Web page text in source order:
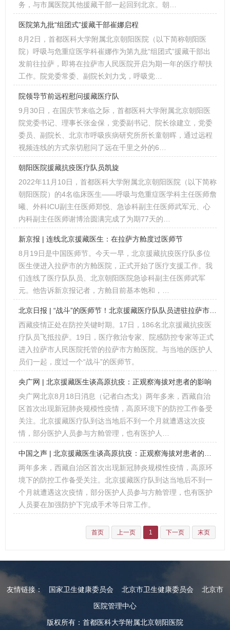
务，与市属医院其他援藏干部一起回到北京。朝…
医院第九批“组团式”援藏干部崔娜启程
8月2日，首都医科大学附属北京朝阳医院（以下简称朝阳医
院）呼吸与危重症医学科崔娜作为第九批“组团式”援藏干部出
发前往拉萨，即将在拉萨市人民医院开启为期一年的医疗帮扶
工作。院党委常委、副院长刘力戈，呼吸党…
院领导节前远程慰问援藏医疗队
9月30日，在国庆节来临之际，首都医科大学附属北京朝阳医
院党委书记、理事长张金保，党委副书记、院长徐建立，党委
委员、副院长、北京市呼吸疾病研究所所长童朝晖，通过远程
视频连线的方式亲切慰问了远在千里之外的6…
朝阳医院援藏抗疫医疗队员凯旋
2022年11月10日，首都医科大学附属北京朝阳医院（以下简称
朝阳医院）的4名临床医生——呼吸与危重症医学科主任医师詹
曦、外科ICU副主任医师郑悦、急诊科副主任医师武军元、心
内科副主任医师谢博洽圆满完成了为期77天的…
新京报 | 连线北京援藏医生：在拉萨方舱度过医师节
8月19日是中国医师节。今天一早，北京援藏抗疫医疗队多位
医生便进入拉萨市的方舱医院，正式开始了医疗支援工作。我
们连线了医疗队队员、北京朝阳医院急诊科副主任医师武军
元。他告诉新京报记者，方舱目前基本饱和，…
西藏疫情正处在防控关键时期。17日，186名北京援藏抗疫医
疗队员飞抵拉萨。19日，医疗救治专家、院感防控专家等正式
进入拉萨市人民医院托管的拉萨市方舱医院。与当地的医护人
员们一起，度过一个“战斗”的医师节。
央广网 | 北京援藏医生谈高原抗疫：正观察海拔对患者的影响
央广网北京8月18日消息（记者白杰戈）两年多来，西藏自治
区首次出现新冠肺炎规模性疫情，高原环境下的防控工作备受
关注。北京援藏医疗队到达当地后不到一个月就遭遇这次疫
情，部分医护人员参与方舱管理，也有医护人…
两年多来，西藏自治区首次出现新冠肺炎规模性疫情，高原环
境下的防控工作备受关注。北京援藏医疗队到达当地后不到一
个月就遭遇这次疫情，部分医护人员参与方舱管理，也有医护
人员要在加强防护下完成手术等日常工作。
首页 上一页 1 下一页 末页
友情链接： 国家卫生健康委员会 北京市卫生健康委员会
北京市
医院管理中心
版权所有：首都医科大学附属北京朝阳医院